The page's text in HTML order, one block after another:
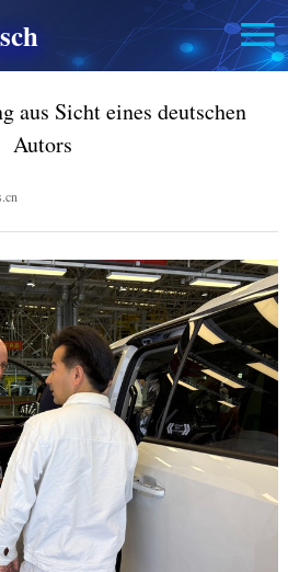
aus Sicht eines deutschen
Autors